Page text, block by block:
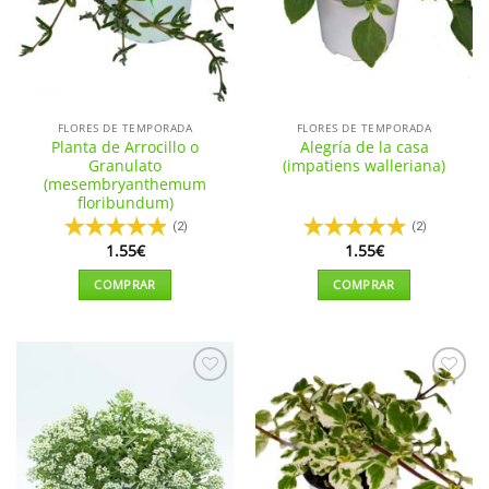
elegir
en
la
producto
elegir
la
producto
FLORES DE TEMPORADA
Planta de Arrocillo o
Granulato
(mesembryanthemum
floribundum)
(2)
1.55€
COMPRAR
variantes.
Las
opciones
se
FLORES DE TEMPORADA
Alegría de la casa
(impatiens walleriana)
(2)
1.55€
COMPRAR
lista de
deseos
Añadir
a la
lista de
deseos